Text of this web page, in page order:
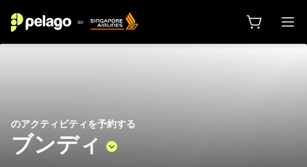
のアクティビティを予約する
ブンディ